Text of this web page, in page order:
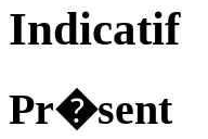
Indicatif
Pr�sent